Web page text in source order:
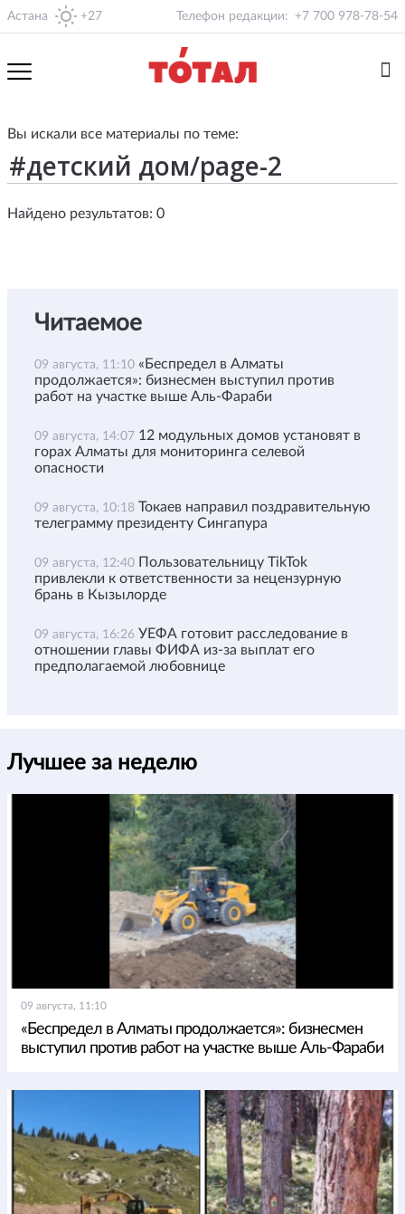
Астана +27 Телефон редакции: +7 700 978-78-54
Вы искали все материалы по теме:
Найдено результатов: 0
Читаемое
09 августа, 11:10 «Беспредел в Алматы
продолжается»: бизнесмен выступил против
работ на участке выше Аль-Фараби
09 августа, 14:07 12 модульных домов установят в
горах Алматы для мониторинга селевой
опасности
09 августа, 10:18 Токаев направил поздравительную
телеграмму президенту Сингапура
09 августа, 12:40 Пользовательницу TikTok
привлекли к ответственности за нецензурную
брань в Кызылорде
09 августа, 16:26 УЕФА готовит расследование в
отношении главы ФИФА из-за выплат его
предполагаемой любовнице
Лучшее за неделю
09 августа, 11:10
«Беспредел в Алматы продолжается»: бизнесмен
выступил против работ на участке выше Аль-Фараби